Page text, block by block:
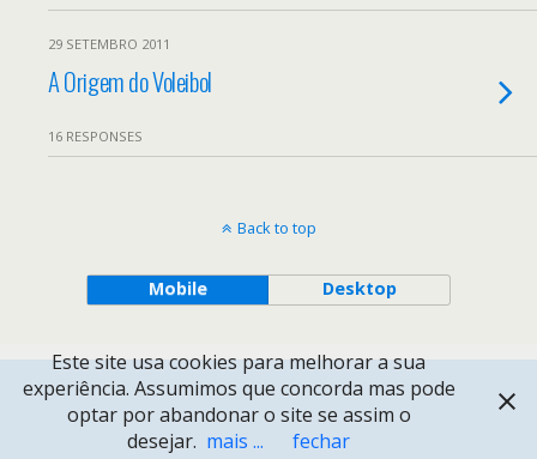
29 SETEMBRO 2011
A Origem do Voleibol
16 RESPONSES
Back to top
Mobile Desktop
Este site usa cookies para melhorar a sua
experiência. Assumimos que concorda mas pode
optar por abandonar o site se assim o
desejar. mais ... fechar